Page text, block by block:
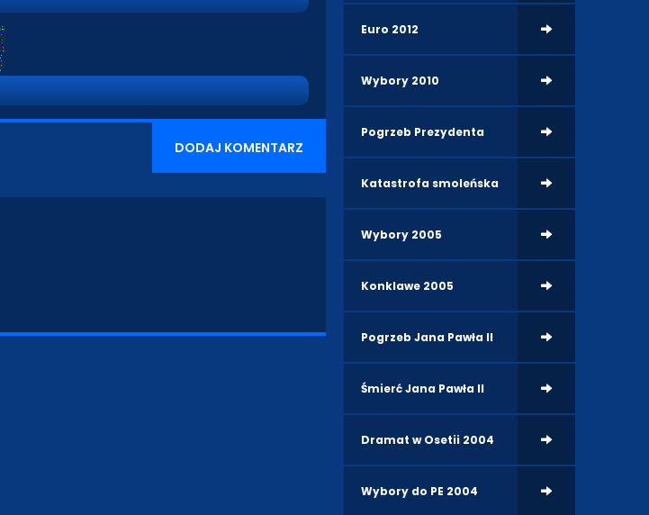
DODAJ KOMENTARZ
Euro 2012
Wybory 2010
Pogrzeb Prezydenta
Katastrofa smoleńska
Wybory 2005
Konklawe 2005
Pogrzeb Jana Pawła II
Śmierć Jana Pawła II
Dramat w Osetii 2004
Wybory do PE 2004